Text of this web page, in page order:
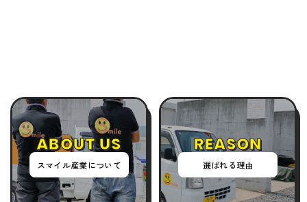
ABOUT US
スマイル産業について
REASON
選ばれる理由